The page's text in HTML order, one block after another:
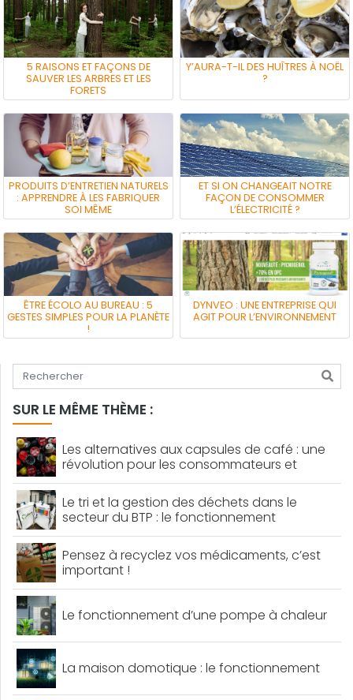
5 RAISONS ET FAÇONS DE
SAUVER LES ARBRES ET LES
FORETS
Y’AURA-T-IL DES HUÎTRES À NOËL
?
PRODUITS D’ENTRETIEN NATURELS
: APPRENDRE À LES FABRIQUER
SOI MÊME
ET SI ON CHANGEAIT NOTRE
FAÇON DE CONSOMMER
L’ÉLECTRICITÉ ?
ÊTRE ÉCOLO AU BUREAU : 5
GESTES SIMPLES POUR LA PLANÈTE
!
DYNVEO : UNE ENTREPRISE QUI
AGIT POUR L’ENVIRONNEMENT
Tapez votre recherche
SUR LE MÊME THÈME :
Les alternatives aux capsules de café : une
révolution pour les consommateurs et
l’environnement
Le tri et la gestion des déchets dans le
secteur du BTP : le fonctionnement
Pensez à recyclez vos médicaments, c’est
important !
Le fonctionnement d’une pompe à chaleur
La maison domotique : le fonctionnement